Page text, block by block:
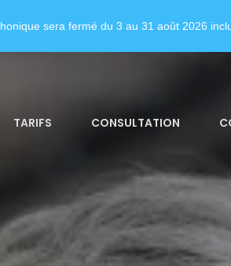
TARIFS CONSULTATION
sera fermé du 3 au 31 août 2026